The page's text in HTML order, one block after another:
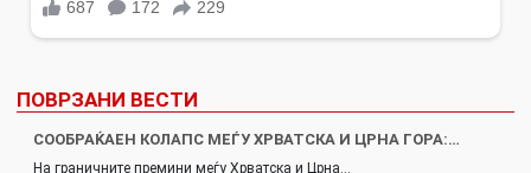
ПОВРЗАНИ ВЕСТИ
СООБРАЌАЕН КОЛАПС МЕЃУ ХРВАТСКА И ЦРНА ГОРА:…
На граничните премини меѓу Хрватска и Црна…